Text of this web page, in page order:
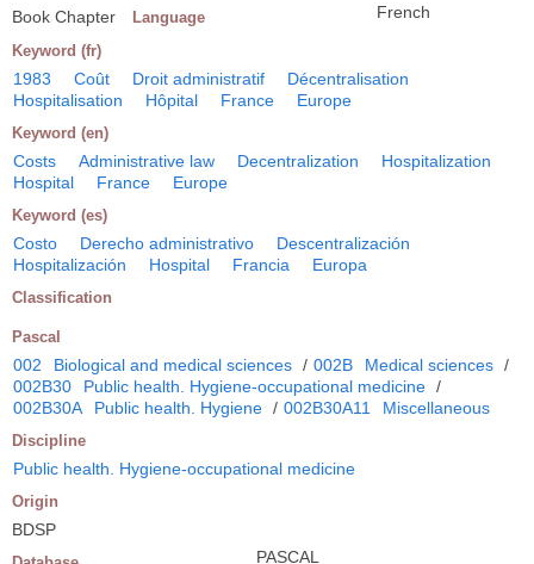
Book Chapter Language French
Keyword (fr)
1983 Coût Droit administratif
Décentralisation
Hospitalisation
Hôpital France Europe
Keyword (en)
Costs Administrative law Decentralization
Hospitalization
Hospital
France Europe
Keyword (es)
Costo Derecho administrativo
Descentralización
Hospitalización
Hospital Francia Europa
Classification
Pascal
002 Biological and medical sciences / 002B Medical sciences /
002B30
Public health. Hygiene-occupational medicine /
002B30A
Public health. Hygiene / 002B30A11 Miscellaneous
Discipline
Public health. Hygiene-occupational medicine
Origin
BDSP
PASCAL